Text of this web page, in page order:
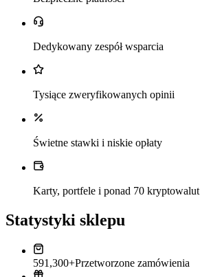
Dedykowany zespół wsparcia
Tysiące zweryfikowanych opinii
Świetne stawki i niskie opłaty
Karty, portfele i ponad 70 kryptowalut
Statystyki sklepu
591,300+Przetworzone zamówienia